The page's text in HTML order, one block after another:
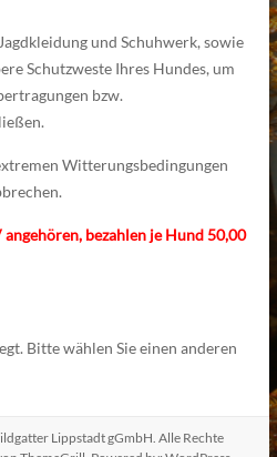
und Schuhwerk, sowie
Schutzweste Ihres Hundes, um
bzw.
Witterungsbedingungen
bezahlen je Hund 50,00
Bitte wählen Sie einen anderen
Lippstadt gGmbH . Alle Rechte